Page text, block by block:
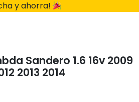
y ahorra!
Sandero 1.6 16v 2009
2013 2014